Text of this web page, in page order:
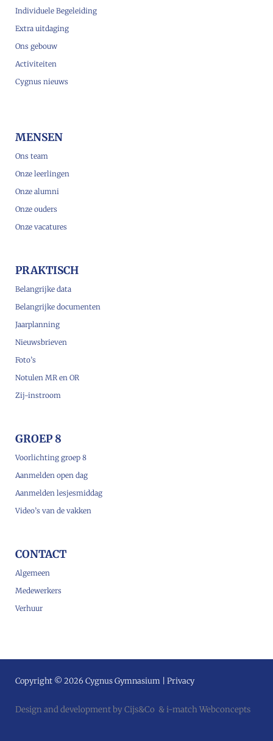
Individuele Begeleiding
Extra uitdaging
Ons gebouw
Activiteiten
Cygnus nieuws
MENSEN
Ons team
Onze leerlingen
Onze alumni
Onze ouders
Onze vacatures
PRAKTISCH
Belangrijke data
Belangrijke documenten
Jaarplanning
Nieuwsbrieven
Foto’s
Notulen MR en OR
Zij-instroom
GROEP 8
Voorlichting groep 8
Aanmelden open dag
Aanmelden lesjesmiddag
Video’s van de vakken
CONTACT
Algemeen
Medewerkers
Verhuur
Copyright © 2026 Cygnus Gymnasium | Privacy
Design and development by Cijs&Co &i-match Webconcepts